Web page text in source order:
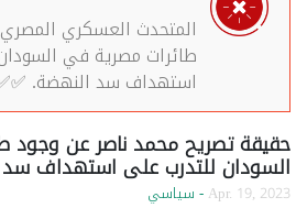
المتحدث العسكري
طائرات مصرية في
استهداف سد النهضة.
حقيقة تصريح محمد ناصر عن وجود
السودان للتدرب على استهداف
Apr. 19, 2023 - سياسي